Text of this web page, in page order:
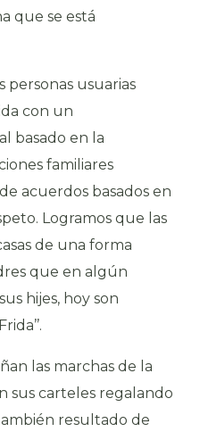
que se está
personas usuarias
con un
basado en la
familiares
acuerdos basados en
Logramos que las
de una forma
que en algún
hijes, hoy son
las marchas de la
sus carteles regalando
también resultado de